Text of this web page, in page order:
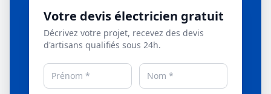
Votre devis électricien gratuit
Décrivez votre projet, recevez des devis
d'artisans qualifiés sous 24h.